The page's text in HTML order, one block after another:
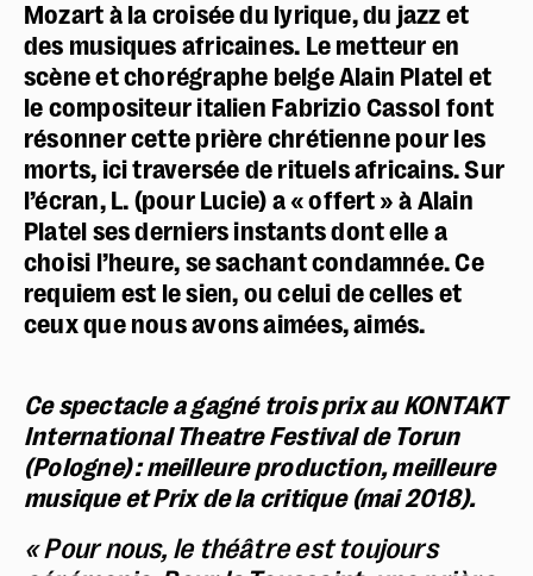
Mozart à la croisée du lyrique, du jazz et
des musiques africaines. Le metteur en
scène et chorégraphe belge Alain Platel et
le compositeur italien Fabrizio Cassol font
résonner cette prière chrétienne pour les
morts, ici traversée de rituels africains. Sur
l’écran, L. (pour Lucie) a « offert » à Alain
Platel ses derniers instants dont elle a
choisi l’heure, se sachant condamnée. Ce
requiem est le sien, ou celui de celles et
ceux que nous avons aimées, aimés.
Ce spectacle a gagné trois prix au KONTAKT
International Theatre Festival de Torun
(Pologne) : meilleure production, meilleure
musique et Prix de la critique (mai 2018).
« Pour nous, le théâtre est toujours